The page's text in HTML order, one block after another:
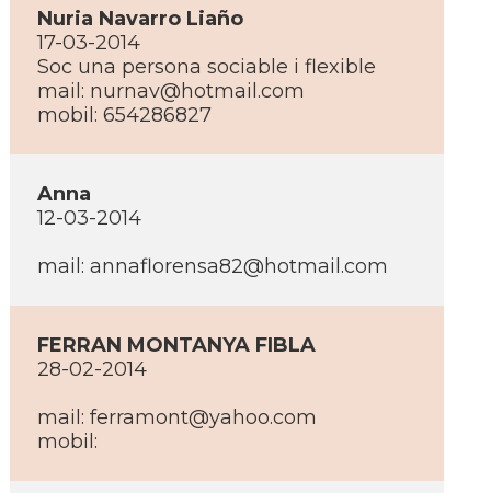
Nuria Navarro Liaño
17-03-2014
Soc una persona sociable i flexible
mail: nurnav@hotmail.com
mobil: 654286827
Anna
12-03-2014
mail: annaflorensa82@hotmail.com
FERRAN MONTANYA FIBLA
28-02-2014
mail: ferramont@yahoo.com
mobil: